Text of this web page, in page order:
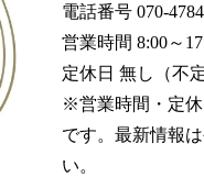
電話番号 070-
営業時間 8:00～
定休日 無し（不定
※営業時間・定休
です。最新情報
い。